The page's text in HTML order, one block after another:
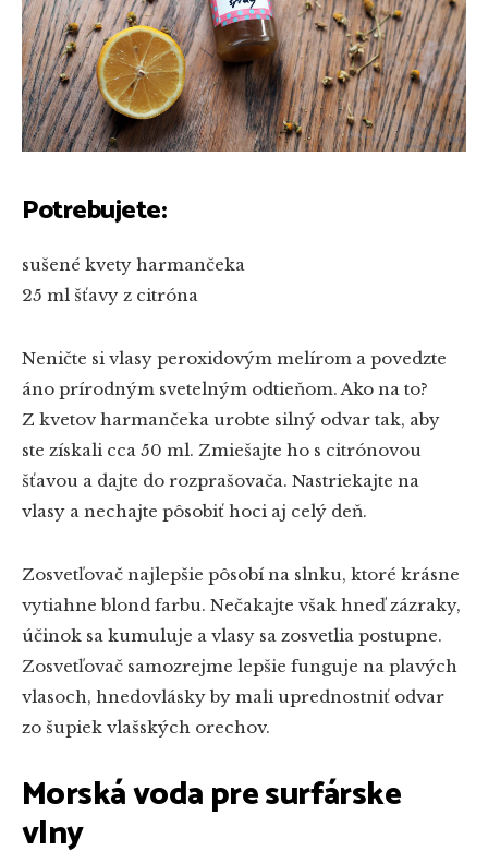
Potrebujete:
sušené kvety harmančeka
25 ml šťavy z citróna
Neničte si vlasy peroxidovým melírom a povedzte
áno prírodným svetelným odtieňom. Ako na to?
Z kvetov harmančeka urobte silný odvar tak, aby
ste získali cca 50 ml. Zmiešajte ho s citrónovou
šťavou a dajte do rozprašovača. Nastriekajte na
vlasy a nechajte pôsobiť hoci aj celý deň.
Zosvetľovač najlepšie pôsobí na slnku, ktoré krásne
vytiahne blond farbu. Nečakajte však hneď zázraky,
účinok sa kumuluje a vlasy sa zosvetlia postupne.
Zosvetľovač samozrejme lepšie funguje na plavých
vlasoch, hnedovlásky by mali uprednostniť odvar
zo šupiek vlašských orechov.
Morská voda pre surfárske
vlny